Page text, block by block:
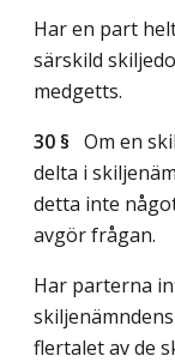
Har en part
särskild
medgetts.
30 § Om en
delta i
detta inte
avgör frågan.
Har parterna
flertalet av de